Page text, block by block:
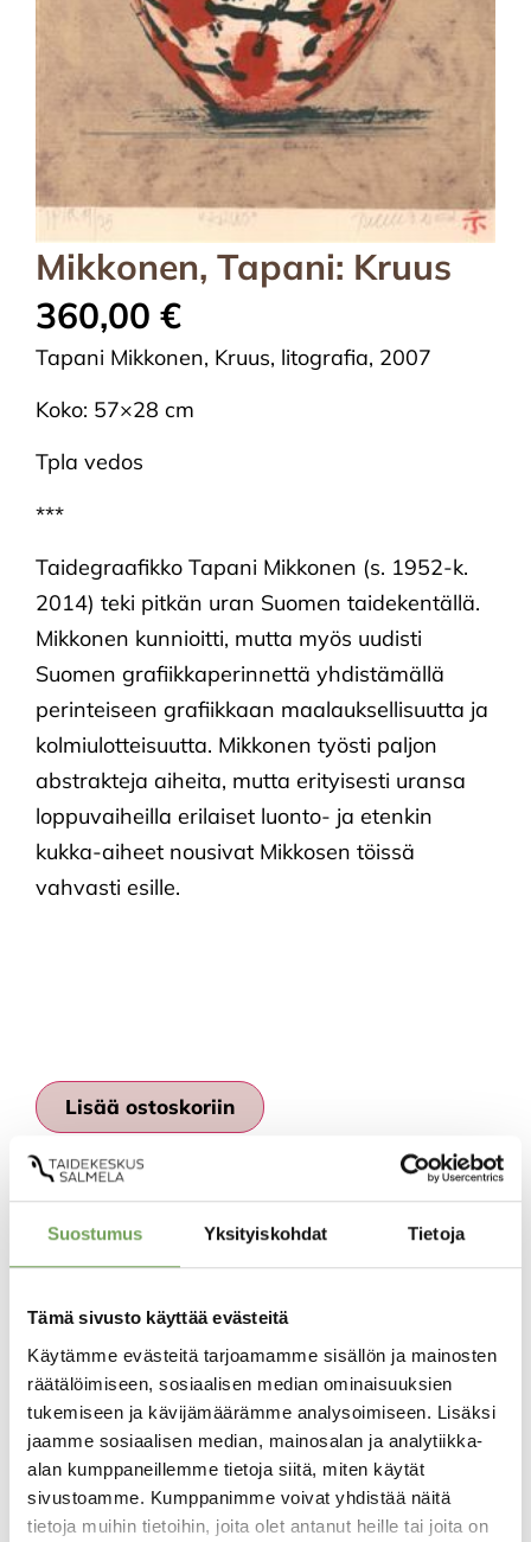
Suostumus Yksityiskohdat Tietoja
Tämä sivusto käyttää evästeitä
Käytämme evästeitä tarjoamamme sisällön ja mainosten
räätälöimiseen, sosiaalisen median ominaisuuksien
tukemiseen ja kävijämäärämme analysoimiseen. Lisäksi
jaamme sosiaalisen median, mainosalan ja analytiikka-
alan kumppaneillemme tietoja siitä, miten käytät
sivustoamme. Kumppanimme voivat yhdistää näitä
tietoja muihin tietoihin, joita olet antanut heille tai joita on
Mikkonen, Tapani: Kruus
360,00 €
Tapani Mikkonen, Kruus, litografia, 2007
Koko: 57×28 cm
Tpla vedos
***
Taidegraafikko Tapani Mikkonen (s. 1952-k.
2014) teki pitkän uran Suomen taidekentällä.
Mikkonen kunnioitti, mutta myös uudisti
Suomen grafiikkaperinnettä yhdistämällä
perinteiseen grafiikkaan maalauksellisuutta ja
kolmiulotteisuutta. Mikkonen työsti paljon
abstrakteja aiheita, mutta erityisesti uransa
loppuvaiheilla erilaiset luonto- ja etenkin
kukka-aiheet nousivat Mikkosen töissä
vahvasti esille.
Lisää ostoskoriin
Tutustu myös